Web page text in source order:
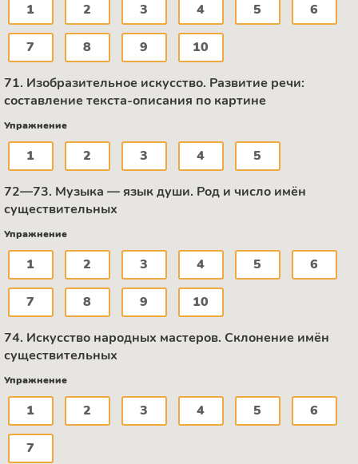
1 2 3 4 5 6
7 8 9 10
71. Изобразительное искусство. Развитие речи:
составление текста-описания по картине
Упражнение
1 2 3 4 5
72—73. Музыка — язык души. Род и число имён
существительных
Упражнение
1 2 3 4 5 6
7 8 9 10
74. Искусство народных мастеров. Склонение имён
существительных
Упражнение
1 2 3 4 5 6
7